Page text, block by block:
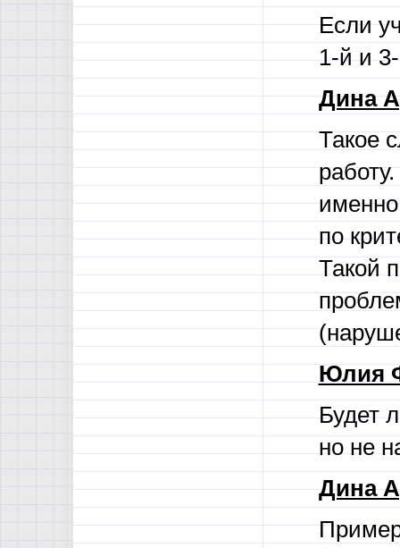
Если
1-й и
Дина
Такое
именно
по
Такой
Юлия
Будет
но не
Дина
Пример